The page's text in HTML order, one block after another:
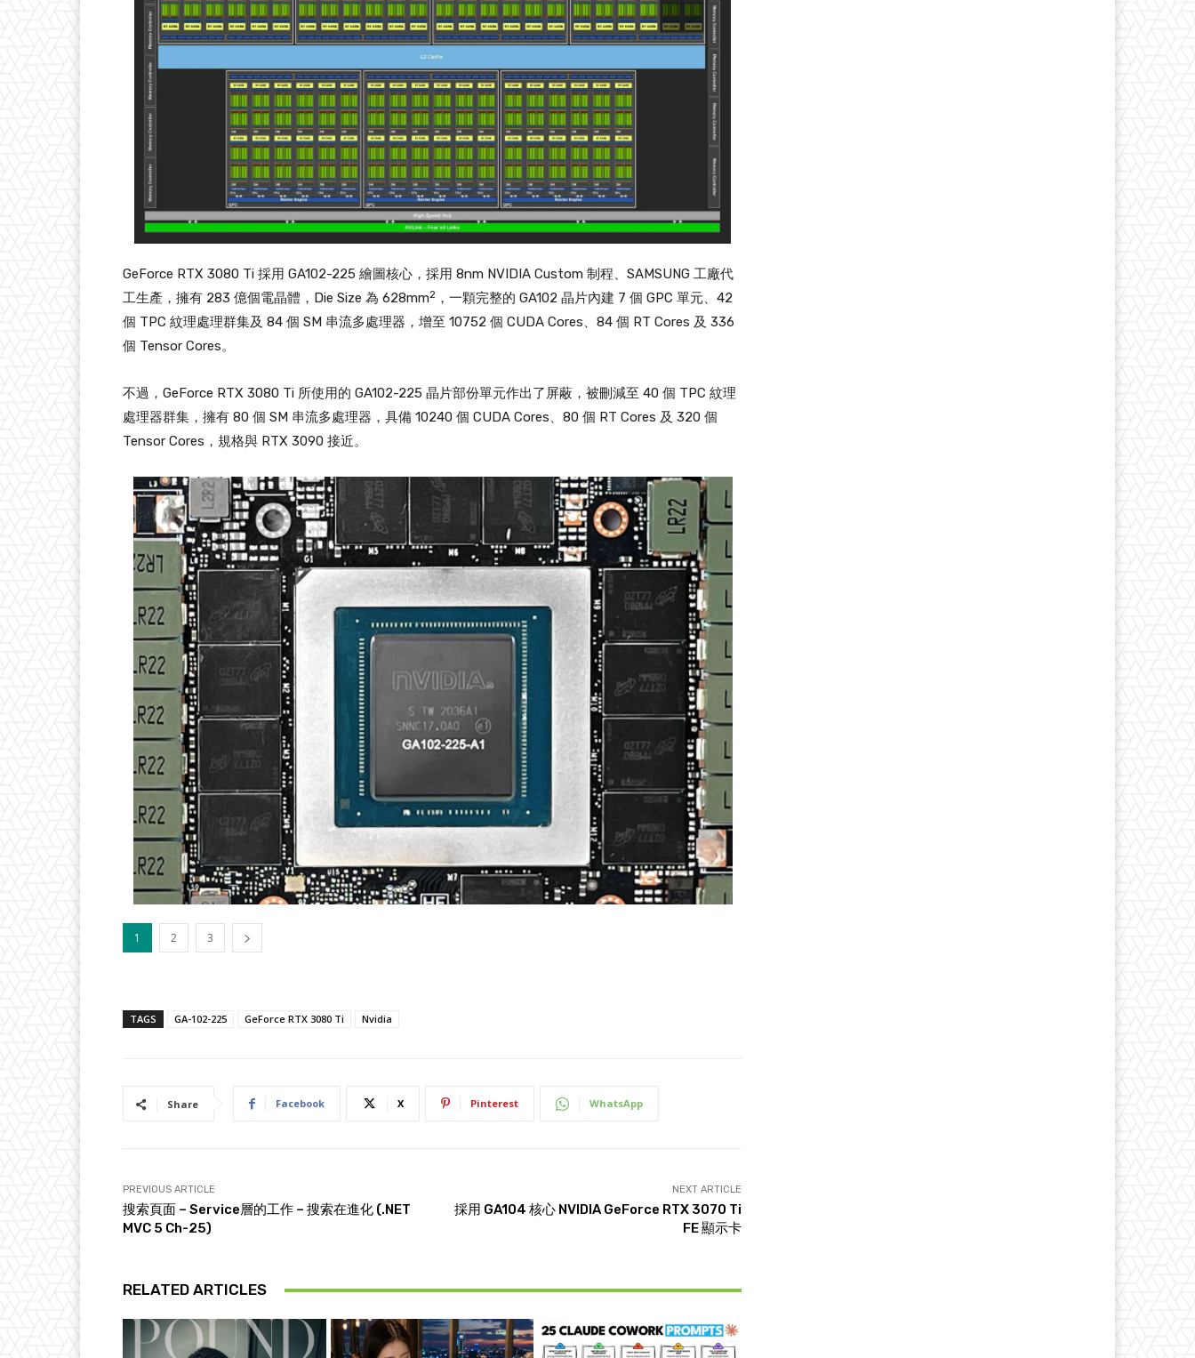
GeForce RTX 3080 Ti 採用 GA102-225 繪圖核心，採用 8nm NVIDIA Custom 制程、SAMSUNG 工廠代
工生產，擁有 283 億個電晶體，Die Size 為 628mm2 ，一顆完整的 GA102 晶片內建 7 個 GPC 單元、42
個 TPC 紋理處理群集及 84 個 SM 串流多處理器，增至 10752 個 CUDA Cores、84 個 RT Cores 及 336
個 Tensor Cores。
不過，GeForce RTX 3080 Ti 所使用的 GA102-225 晶片部份單元作出了屏蔽，被刪減至 40 個 TPC 紋理
處理器群集，擁有 80 個 SM 串流多處理器，具備 10240 個 CUDA Cores、80 個 RT Cores 及 320 個
Tensor Cores，規格與 RTX 3090 接近。
1 2 3
TAGS GA-102-225 GeForce RTX 3080 Ti Nvidia
Share Facebook X Pinterest WhatsApp
PREVIOUS ARTICLE
搜索頁面 – Service層的工作 – 搜索在進化 (.NET
MVC 5 Ch-25)
NEXT ARTICLE
採用 GA104 核心 NVIDIA GeForce RTX 3070 Ti
FE 顯示卡
RELATED ARTICLES